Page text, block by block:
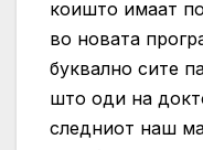
коишто имаат
во новата
буквално сите
што оди на
следниот наш